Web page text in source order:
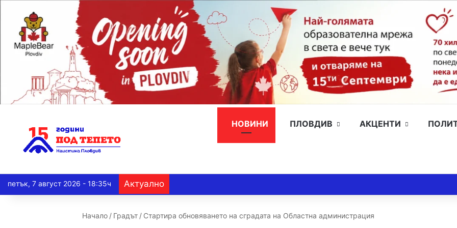
НОВИНИ ПЛОВДИВ АКЦЕНТИ
петък, 7 август 2026 - 18:35ч Актуално
Начало / Градът / Стартира обновяването на сградата на Областна администрация